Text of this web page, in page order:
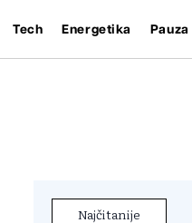
Tech Energetika Pauza
Najčitanije